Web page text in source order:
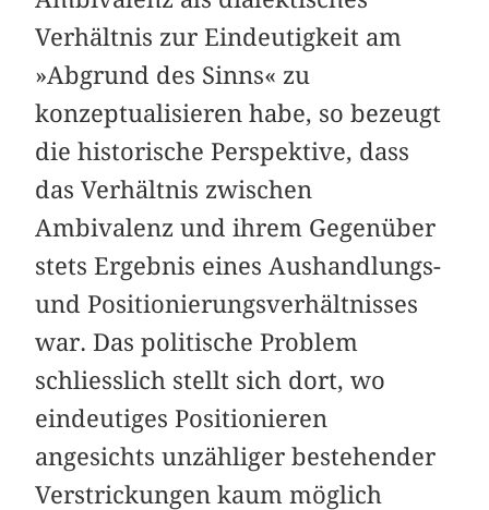
Verhältnis zur Eindeutigkeit am
»Abgrund des Sinns« zu
konzeptualisieren habe, so bezeugt
die historische Perspektive, dass
das Verhältnis zwischen
Ambivalenz und ihrem Gegenüber
stets Ergebnis eines Aushandlungs-
und Positionierungsverhältnisses
war. Das politische Problem
schliesslich stellt sich dort, wo
eindeutiges Positionieren
angesichts unzähliger bestehender
Verstrickungen kaum möglich